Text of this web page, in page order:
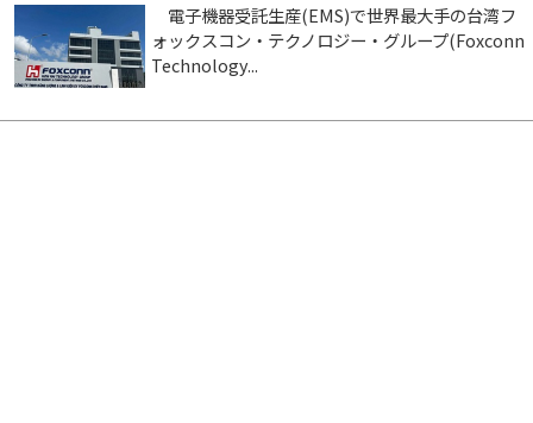
電子機器受託生産(EMS)で世界最大手の台湾フ
ォックスコン・テクノロジー・グループ(Foxconn
Technology...